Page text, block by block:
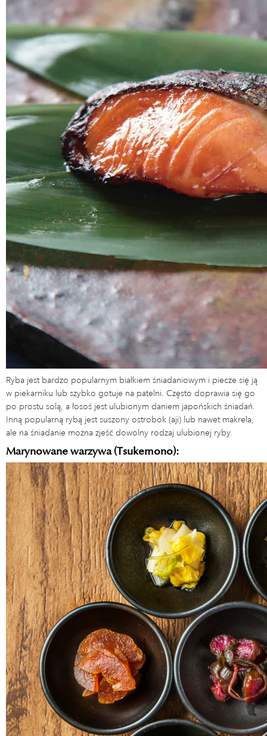
Ryba jest bardzo popularnym białkiem śniadaniowym i piecze się ją
w piekarniku lub szybko gotuje na patelni. Często doprawia się go
po prostu solą, a łosoś jest ulubionym daniem japońskich śniadań.
Inną popularną rybą jest suszony ostrobok (aji) lub nawet makrela,
ale na śniadanie można zjeść dowolny rodzaj ulubionej ryby.
Marynowane warzywa (Tsukemono):